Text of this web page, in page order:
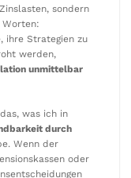
sondern
ihre Strategien zu
werden,
unmittelbar
was ich in
durch
Wenn der
oder